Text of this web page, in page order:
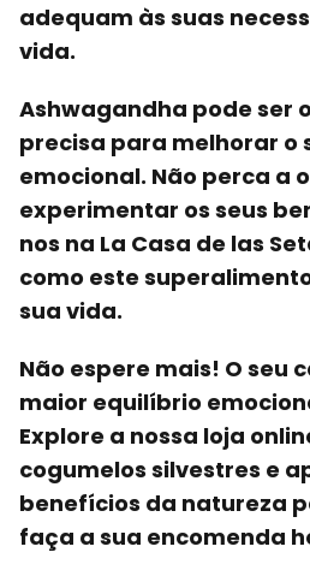
adequam às suas
vida.
Ashwagandha pode ser
precisa para melhorar o
emocional. Não perca a
experimentar os seus
nos na La Casa de las
como este
sua vida.
Não espere mais! O seu
maior equilíbrio
Explore a nossa loja
cogumelos silvestres e
benefícios da natureza
faça a sua encomenda